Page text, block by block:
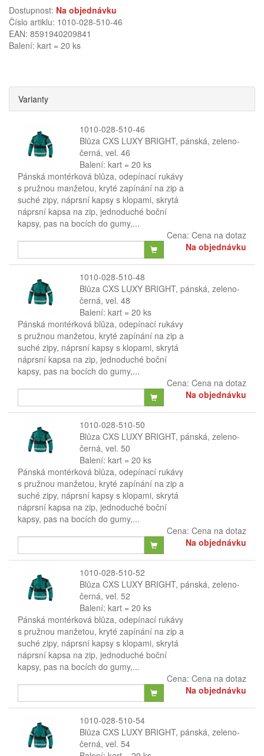
Dostupnost: Na objednávku
Číslo artiklu: 1010-028-510-46
EAN: 8591940209841
Balení: kart = 20 ks
Varianty
1010-028-510-46
Blůza CXS LUXY BRIGHT, pánská, zeleno-
černá, vel. 46
Balení: kart = 20 ks
Pánská montérková blůza, odepínací rukávy
s pružnou manžetou, kryté zapínání na zip a
suché zipy, náprsní kapsy s klopami, skrytá
náprsní kapsa na zip, jednoduché boční
kapsy, pas na bocích do gumy,...
Cena: Cena na dotaz
Na objednávku
1010-028-510-48
Blůza CXS LUXY BRIGHT, pánská, zeleno-
černá, vel. 48
Balení: kart = 20 ks
Pánská montérková blůza, odepínací rukávy
s pružnou manžetou, kryté zapínání na zip a
suché zipy, náprsní kapsy s klopami, skrytá
náprsní kapsa na zip, jednoduché boční
kapsy, pas na bocích do gumy,...
Cena: Cena na dotaz
Na objednávku
1010-028-510-50
Blůza CXS LUXY BRIGHT, pánská, zeleno-
černá, vel. 50
Balení: kart = 20 ks
Pánská montérková blůza, odepínací rukávy
s pružnou manžetou, kryté zapínání na zip a
suché zipy, náprsní kapsy s klopami, skrytá
náprsní kapsa na zip, jednoduché boční
kapsy, pas na bocích do gumy,...
Cena: Cena na dotaz
Na objednávku
1010-028-510-52
Blůza CXS LUXY BRIGHT, pánská, zeleno-
černá, vel. 52
Balení: kart = 20 ks
Pánská montérková blůza, odepínací rukávy
s pružnou manžetou, kryté zapínání na zip a
suché zipy, náprsní kapsy s klopami, skrytá
náprsní kapsa na zip, jednoduché boční
kapsy, pas na bocích do gumy,...
Cena: Cena na dotaz
Na objednávku
1010-028-510-54
Blůza CXS LUXY BRIGHT, pánská, zeleno-
černá, vel. 54